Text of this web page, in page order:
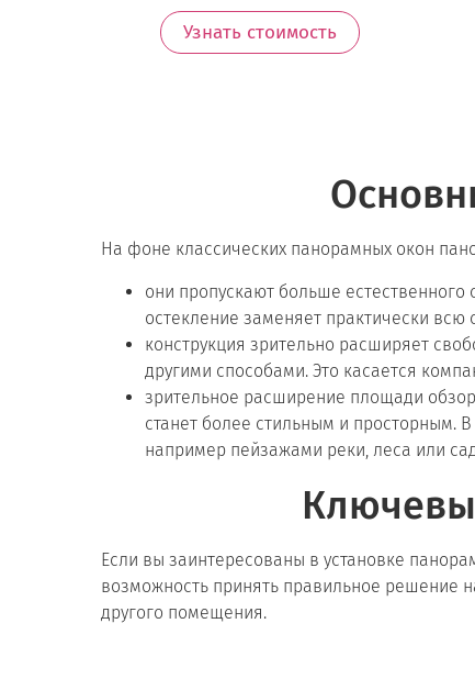
Узнать стоимость
На фоне классических панорамных окон
они пропускают больше
остекление заменяет практически всю
конструкция зрительно расширяет
другими способами. Это касается
зрительное расширение площади
станет более стильным и просторным.
например пейзажами реки, леса или
Если вы заинтересованы в установке
возможность принять правильное решение
другого помещения.